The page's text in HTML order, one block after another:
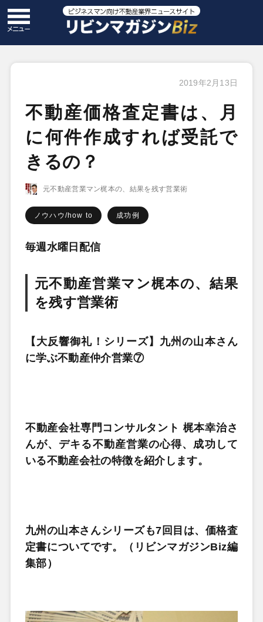
2019年2月13日
不動産価格査定書は、月
に何件作成すれば受託で
きるの？
元不動産営業マン梶本の、結果を残す営業術
ノウハウ/how to 成功例
毎週水曜日配信
元不動産営業マン梶本の、結果
を残す営業術
【大反響御礼！シリーズ】九州の山本さん
に学ぶ不動産仲介営業⑦
不動産会社専門コンサルタント 梶本幸治さ
んが、デキる不動産営業の心得、成功して
いる不動産会社の特徴を紹介します。
九州の山本さんシリーズも7回目は、価格査
定書についてです。（リビンマガジンBiz編
集部）